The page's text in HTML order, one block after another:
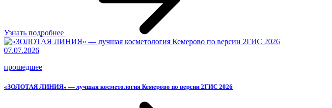
Узнать подробнее
07.07.2026
прошедшее
«ЗОЛОТАЯ ЛИНИЯ» — лучшая косметология Кемерово по версии 2ГИС 2026